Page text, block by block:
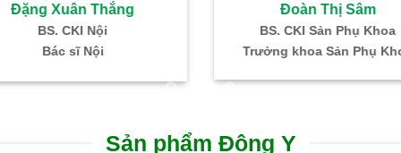
Hồ Thị Ngọc Hà
CKI: SP khoa – Hiếm muộn
Hỗ trợ sinh sản IVF Bình Dân
Nguyễn Thanh Phong
Bác sĩ CKI – Gây mê hồi
Trưởng Khoa PT –
Sản phẩm Đông Y